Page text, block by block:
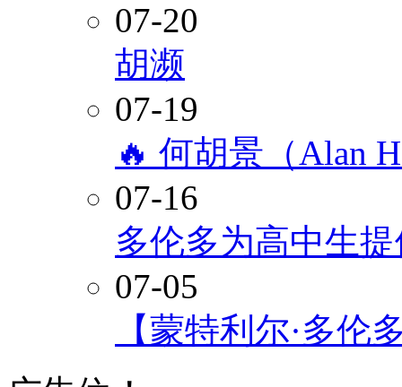
07-20
胡濒
07-19
🔥 何胡景（Alan
07-16
多伦多为高中生
07-05
【蒙特利尔·多伦